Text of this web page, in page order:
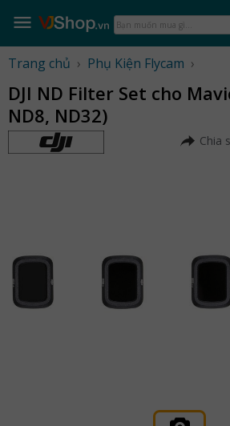
Bạn
muốn
gì...
Trang chủ › Phụ Kiện Flycam ›
DJI ND Filter Set cho
ND8, ND32)
Chia